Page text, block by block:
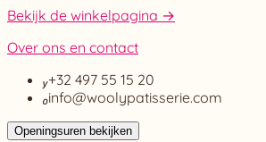
Bekijk de winkelpagina →
Over ons en contact
+32 497 55 15 20
info@woolypatisserie.com
Openingsuren bekijken